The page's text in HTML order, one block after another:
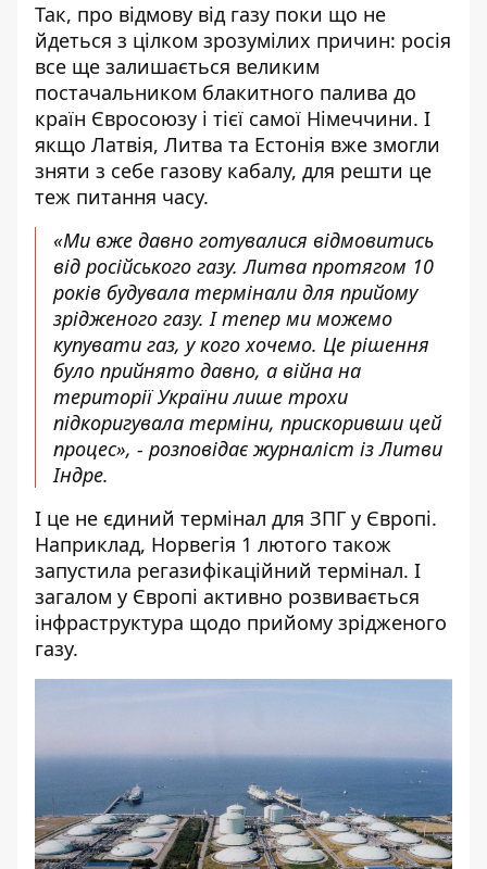
Так, про відмову від газу поки що не
йдеться з цілком зрозумілих причин: росія
все ще залишається великим
постачальником блакитного палива до
країн Євросоюзу і тієї самої Німеччини. І
якщо Латвія, Литва та Естонія вже змогли
зняти з себе газову кабалу, для решти це
теж питання часу.
«Ми вже давно готувалися відмовитись
від російського газу. Литва протягом 10
років будувала термінали для прийому
зрідженого газу. І тепер ми можемо
купувати газ, у кого хочемо. Це рішення
було прийнято давно, а війна на
території України лише трохи
підкоригувала терміни, прискоривши цей
процес», - розповідає журналіст із Литви
Індре.
І це не єдиний термінал для ЗПГ у Європі.
Наприклад, Норвегія 1 лютого також
запустила регазифікаційний термінал. І
загалом у Європі активно розвивається
інфраструктура щодо прийому зрідженого
газу.